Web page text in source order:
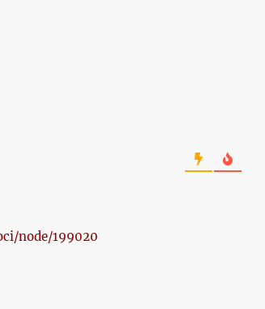
node/199020